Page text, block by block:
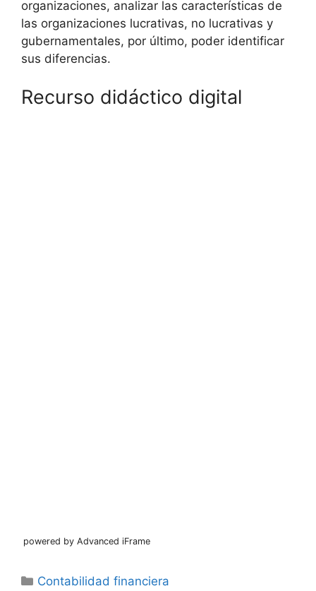
organizaciones, analizar las características de
las organizaciones lucrativas, no lucrativas y
gubernamentales, por último, poder identificar
sus diferencias.
Recurso didáctico digital
powered by Advanced iFrame
Categorías
Contabilidad financiera